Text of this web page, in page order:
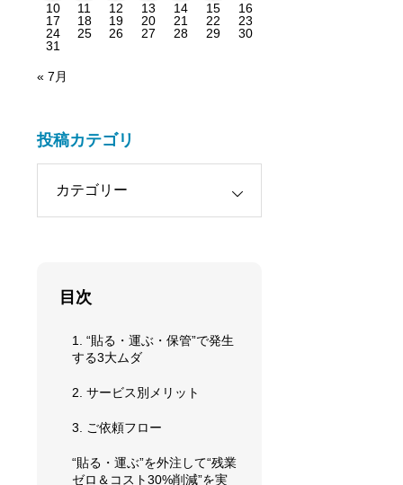
目次
1. “貼る・運ぶ・保管”で発生
する3大ムダ
2. サービス別メリット
3. ご依頼フロー
“貼る・運ぶ”を外注して“残業
ゼロ＆コスト30%削減”を実
10
11 12 13 14 15
16
17
18 19 20 21 22
23
24
25 26 27 28 29
30
31
« 7月
投稿カテゴリ